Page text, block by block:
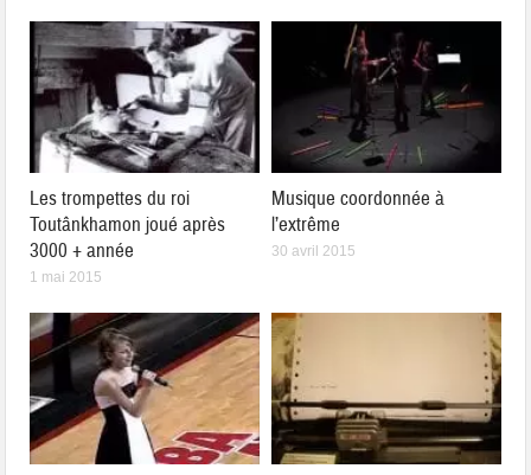
Les trompettes du roi
Toutânkhamon joué après
3000 + année
1 mai 2015
Musique coordonnée à
l’extrême
30 avril 2015